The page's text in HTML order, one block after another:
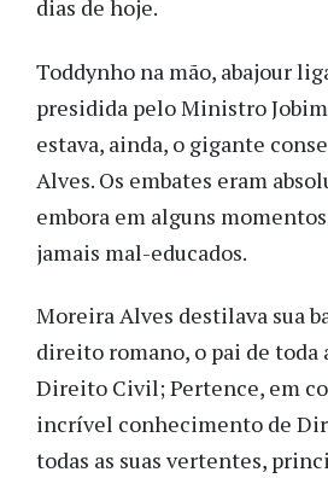
dias de hoje.
Toddynho na mão, abajour
presidida pelo Ministro
estava, ainda, o gigante
Alves. Os embates eram
embora em alguns
jamais mal-educados.
Moreira Alves destilava sua
direito romano, o pai de toda
Direito Civil; Pertence, em
incrível conhecimento de
todas as suas vertentes,